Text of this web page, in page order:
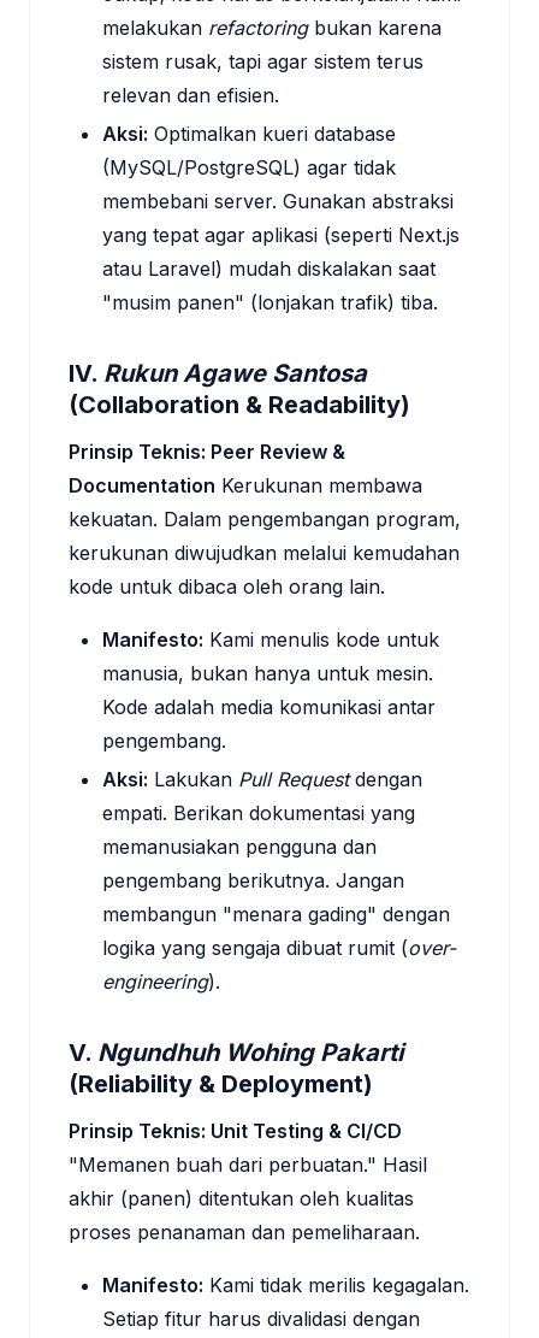
melakukan refactoringbukan karena
sistem rusak, tapi agar sistem terus
relevan dan efisien.
Aksi: Optimalkan kueri database
(MySQL/PostgreSQL) agar tidak
membebani server. Gunakan abstraksi
yang tepat agar aplikasi (seperti Next.js
atau Laravel) mudah diskalakan saat
"musim panen" (lonjakan trafik) tiba.
IV. Rukun Agawe Santosa
(Collaboration & Readability)
Prinsip Teknis: Peer Review &
Documentation Kerukunan membawa
kekuatan. Dalam pengembangan program,
kerukunan diwujudkan melalui kemudahan
kode untuk dibaca oleh orang lain.
Manifesto: Kami menulis kode untuk
manusia, bukan hanya untuk mesin.
Kode adalah media komunikasi antar
pengembang.
Aksi: Lakukan Pull Requestdengan
empati. Berikan dokumentasi yang
memanusiakan pengguna dan
pengembang berikutnya. Jangan
membangun "menara gading" dengan
logika yang sengaja dibuat rumit (over-
engineering).
V. Ngundhuh Wohing Pakarti
(Reliability & Deployment)
Prinsip Teknis: Unit Testing & CI/CD
"Memanen buah dari perbuatan." Hasil
akhir (panen) ditentukan oleh kualitas
proses penanaman dan pemeliharaan.
Manifesto: Kami tidak merilis kegagalan.
Setiap fitur harus divalidasi dengan